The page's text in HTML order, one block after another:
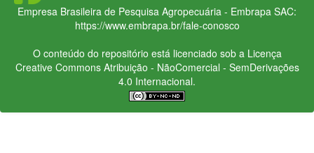
Empresa Brasileira de Pesquisa Agropecuária - Embrapa SAC:
https://www.embrapa.br/fale-conosco
O conteúdo do repositório está licenciado sob a Licença
Creative CommonsAtribuição - NãoComercial - SemDerivações
4.0 Internacional.